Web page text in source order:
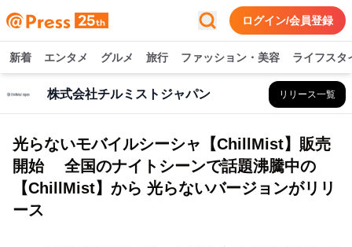
ログイン/会員登録
新着 エンタメ グルメ 旅行 ファッション・美容 ライフスタ
株式会社チルミストジャパン リリース一覧
光らないモバイルシーシャ【ChillMist】販売
開始 全国のナイトシーンで話題沸騰中の
【ChillMist】から 光らないバージョンがリリ
ース